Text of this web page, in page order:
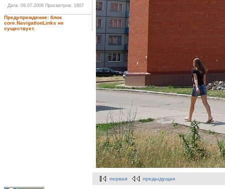
Дата: 09.07.2008 Просмотров: 1807
Предупреждение: блок
core.NavigationLinks не
существует.
первая предыдущая